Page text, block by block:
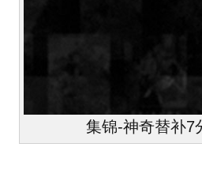
集锦-神奇替补7